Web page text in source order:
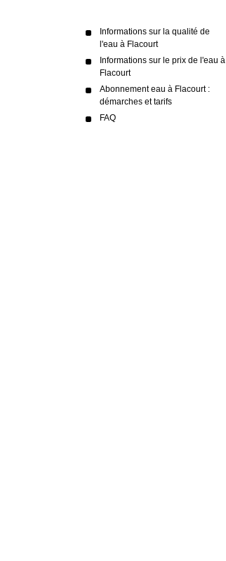
Informations sur la qualité de
l'eau à Flacourt
Informations sur le prix de l'eau à
Flacourt
Abonnement eau à Flacourt :
démarches et tarifs
FAQ